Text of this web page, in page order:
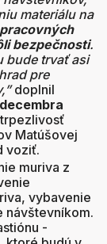
materiálu na
bezpečnosti.
bude trvať asi
pre
doplnil
Matúšovej
voziť.
muriva z
vybavenie
návštevníkom.
-